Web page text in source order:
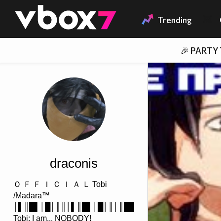
👾 Trending
🎉 PARTY
draconis
Ｏ Ｆ Ｆ Ｉ Ｃ Ｉ Ａ Ｌ Tobi
/Madara™
│▌║█▌│█│║║│▌║█▌│█│║│║██││║█│
Tobi: I am... NOBODY!